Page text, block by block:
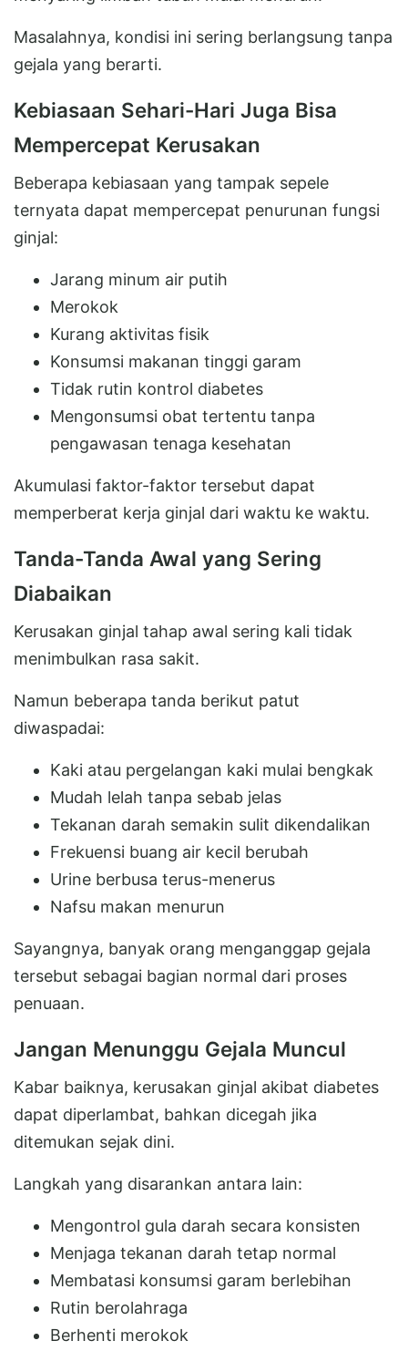
Masalahnya, kondisi ini sering berlangsung tanpa
gejala yang berarti.
Kebiasaan Sehari-Hari Juga Bisa
Mempercepat Kerusakan
Beberapa kebiasaan yang tampak sepele
ternyata dapat mempercepat penurunan fungsi
ginjal:
Jarang minum air putih
Merokok
Kurang aktivitas fisik
Konsumsi makanan tinggi garam
Tidak rutin kontrol diabetes
Mengonsumsi obat tertentu tanpa
pengawasan tenaga kesehatan
Akumulasi faktor-faktor tersebut dapat
memperberat kerja ginjal dari waktu ke waktu.
Tanda-Tanda Awal yang Sering
Diabaikan
Kerusakan ginjal tahap awal sering kali tidak
menimbulkan rasa sakit.
Namun beberapa tanda berikut patut
diwaspadai:
Kaki atau pergelangan kaki mulai bengkak
Mudah lelah tanpa sebab jelas
Tekanan darah semakin sulit dikendalikan
Frekuensi buang air kecil berubah
Urine berbusa terus-menerus
Nafsu makan menurun
Sayangnya, banyak orang menganggap gejala
tersebut sebagai bagian normal dari proses
penuaan.
Jangan Menunggu Gejala Muncul
Kabar baiknya, kerusakan ginjal akibat diabetes
dapat diperlambat, bahkan dicegah jika
ditemukan sejak dini.
Langkah yang disarankan antara lain:
Mengontrol gula darah secara konsisten
Menjaga tekanan darah tetap normal
Membatasi konsumsi garam berlebihan
Rutin berolahraga
Berhenti merokok